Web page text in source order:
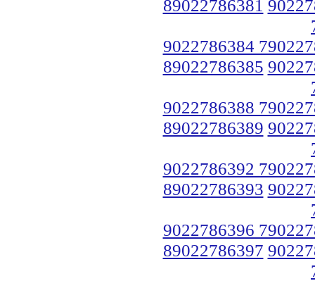
89022786381
9022786384
89022786385
9022786388
89022786389
9022786392
89022786393
9022786396
89022786397